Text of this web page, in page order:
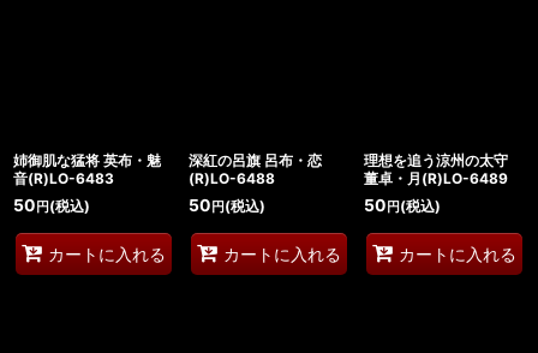
姉御肌な猛将 英布・魅
音(R)LO-6483
50 円 (税込)
カートに入れる
深紅の呂旗 呂布・恋
(R)LO-6488
50 円(税込)
カートに入れる
理想を追う涼州の太守
董卓・月(R)LO-6489
50 円(税込)
カートに入れる